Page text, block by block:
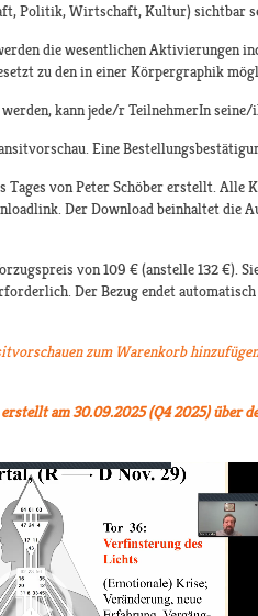
Politik, Wirtschaft, Kultur) sichtbar
die wesentlichen Aktivierungen
zu den in einer Körpergraphik
kann jede/r TeilnehmerIn
Eine
von Peter Schöber erstellt. Alle
Der Download beinhaltet die
von 109 € (anstelle 132 €).
Der Bezug endet
zum Warenkorb
am 30.09.2025 (Q4 2025) über